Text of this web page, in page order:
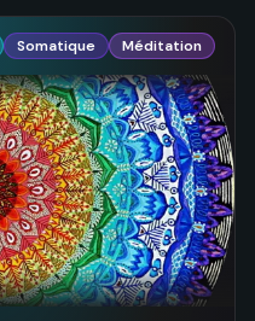
Somatique Méditation